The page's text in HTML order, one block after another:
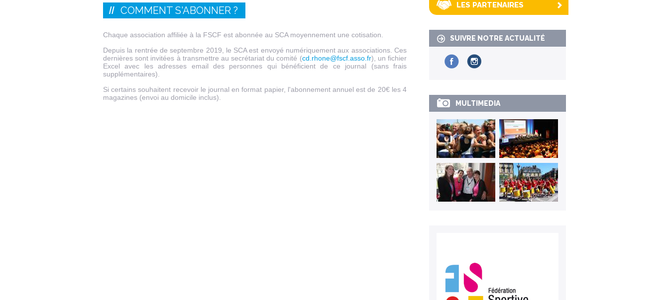
COMMENT S'ABONNER ?
Chaque association affiliée à la FSCF est abonnée au SCA moyennement une cotisation.
Depuis la rentrée de septembre 2019, le SCA est envoyé numériquement aux associations. Ces
dernières sont invitées à transmettre au secrétariat du comité (cd.rhone@fscf.asso.fr), un fichier
Excel avec les adresses email des personnes qui bénéficient de ce journal (sans frais
supplémentaires).
Si certains souhaitent recevoir le journal en format papier, l'abonnement annuel est de 20€ les 4
magazines (envoi au domicile inclus).
LES PARTENAIRES
SUIVRE NOTRE ACTUALITÉ
MULTIMEDIA